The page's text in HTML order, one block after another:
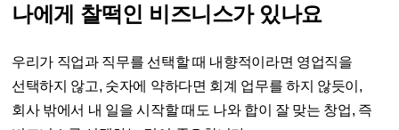
나에게 찰떡인 비즈니스가 있나요
우리가 직업과 직무를 선택할 때 내향적이라면 영업직을
선택하지 않고, 숫자에 약하다면 회계 업무를 하지 않듯이,
회사 밖에서 내 일을 시작할 때도 나와 합이 잘 맞는 창업, 즉